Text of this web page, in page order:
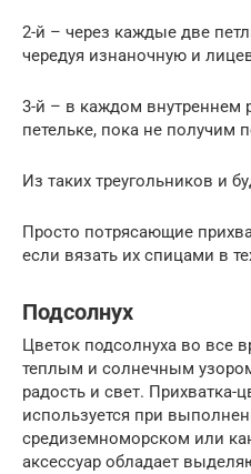
2-й – через каждые две
чередуя изнаночную и
3-й – в каждом внутреннем
петельке, пока не получим
Из таких треугольников и
Просто потрясающие
если вязать их спицами в
Подсолнух
Цветок подсолнуха во все
теплым и солнечным
радость и свет. Прихватка-
используется при
средиземноморском или
аксессуар обладает